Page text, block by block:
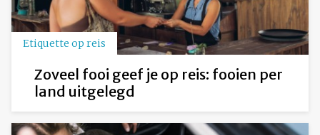
Etiquette op reis
Zoveel fooi geef je op reis: fooien per
land uitgelegd